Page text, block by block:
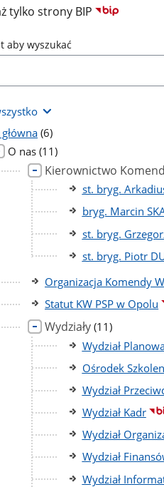
tylko strony BIP
aby wyszukać
liczba
podstron
(6)
O nas liczba
podstron
(11)
Kierownictwo
st. bryg.
bryg. Marcin
st. bryg.
st. bryg. Piotr
Organizacja Komendy
Statut KW PSP w Opolu
Wydziały liczba
podstron
(11)
Wydział
Ośrodek
Wydział
Wydział Kadr
Wydział
Wydział
Wydział